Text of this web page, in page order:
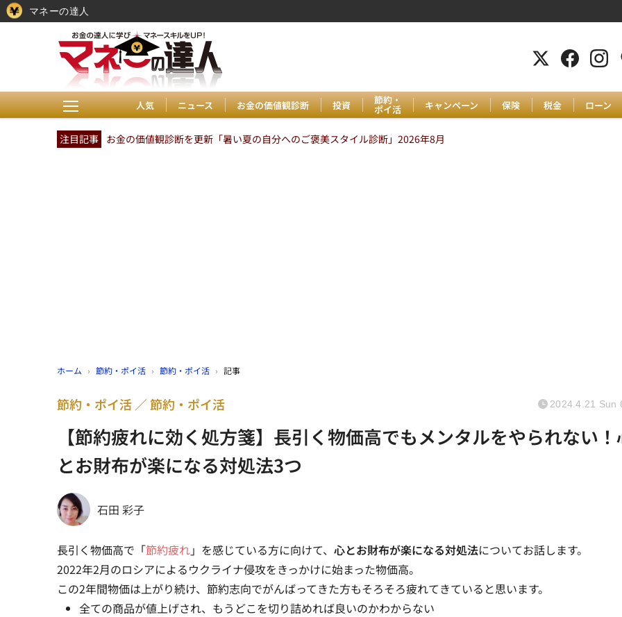
人気 ニュース お金の価値観診断 投資 節約・
ポイ活 キャンペーン 保険 税金 ローン
注目記事 お金の価値観診断を更新「暑い夏の自分へのご褒美スタイル診断」2026年8月
ホーム › 節約・ポイ活 › 節約・ポイ活 › 記事
【節約疲れに効く処方箋】長引く物価高でもメンタルをやられない！
とお財布が楽になる対処法3つ
節約・ポイ活 節約・ポイ活 2024.4.21 Sun
石田 彩子
長引く物価高で「節約疲れ」を感じている方に向けて、 心とお財布が楽になる対処法についてお話します。
2022年2月のロシアによるウクライナ侵攻をきっかけに始まった物価高。
この2年間物価は上がり続け、節約志向でがんばってきた方もそろそろ疲れてきていると思います。
全ての商品が値上げされ、もうどこを切り詰めれば良いのかわからない
マネーの達人